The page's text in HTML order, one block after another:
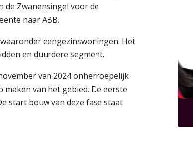
de Zwanensingel voor de
naar ABB.
eengezinswoningen. Het
en duurdere segment.
van 2024 onherroepelijk
van het gebied. De eerste
start bouw van deze fase staat